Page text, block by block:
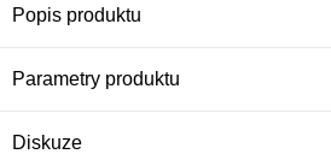
Popis produktu
Parametry produktu
Diskuze